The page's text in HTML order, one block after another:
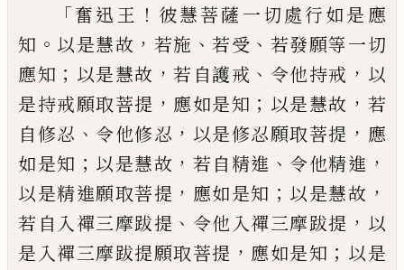
「奮迅王 ！ 彼慧菩薩一切處行如是應
知 。 以是慧故 ， 若施 、若受 、 若發願等一切
應知 ； 以是慧故 ，若自護戒 、 令他持戒 ， 以
是持戒願取菩提 ， 應如是知 ； 以是慧故 ， 若
自修忍 、令他修忍 ， 以是修忍願取菩提 ， 應
如是知 ； 以是慧故 ， 若自精進 、令他精進 ，
以是精進願取菩提 ， 應如是知 ； 以是慧故 ，
若自入禪三摩跋提 、 令他入禪三摩跋提 ， 以
是入禪三摩跋提願取菩提 ， 應如是知 ； 以是